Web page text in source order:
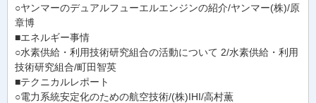
○ヤンマーのデュアルフューエルエンジンの紹介/ヤンマー(株)/原
章博
■エネルギー事情
○水素供給・利用技術研究組合の活動について 2/水素供給・利用
技術研究組合/町田智英
■テクニカルレポート
○電力系統安定化のための航空技術/(株)IHI/高村薫